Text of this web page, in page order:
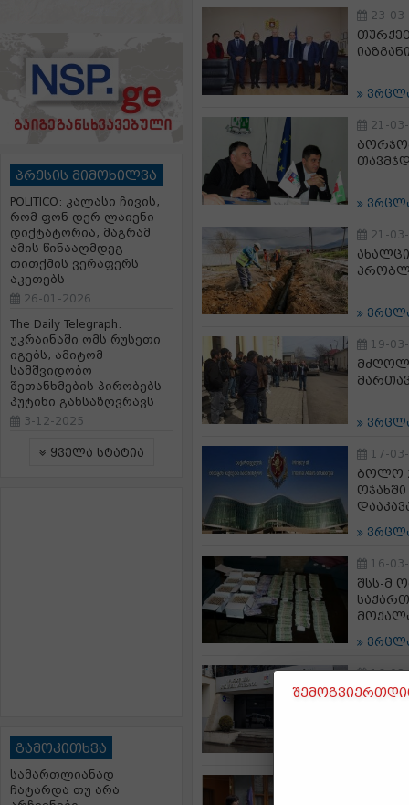
პრესის მიმოხილვა
POLITICO: კალასი ჩივის,
რომ ფონ დერ ლაიენი
დიქტატორია, მაგრამ
ამის წინააღმდეგ
თითქმის ვერაფერს
აკეთებს
26-01-2026
The Daily Telegraph:
უკრაინაში ომს რუსეთი
იგებს, ამიტომ
სამშვიდობო
შეთანხმების პირობებს
პუტინი განსაზღვრავს
3-12-2025
ყველა სტატია
გამოკითხვა
სამართლიანად
ჩატარდა თუ არა
23-
21-
21-
19-
17-
ბოლო
16-
შსს-მ
16-